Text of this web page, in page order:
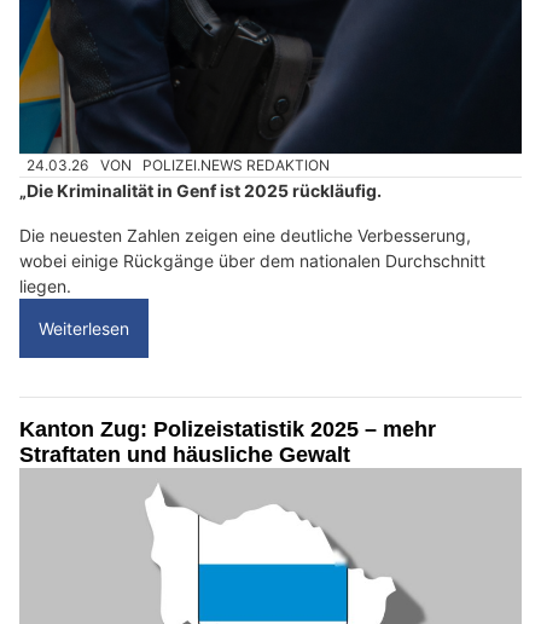
24.03.26 VON POLIZEI.NEWS REDAKTION
„Die Kriminalität in Genf ist 2025 rückläufig.
Die neuesten Zahlen zeigen eine deutliche Verbesserung,
wobei einige Rückgänge über dem nationalen Durchschnitt
liegen.
Weiterlesen
Kanton Zug: Polizeistatistik 2025 – mehr
Straftaten und häusliche Gewalt